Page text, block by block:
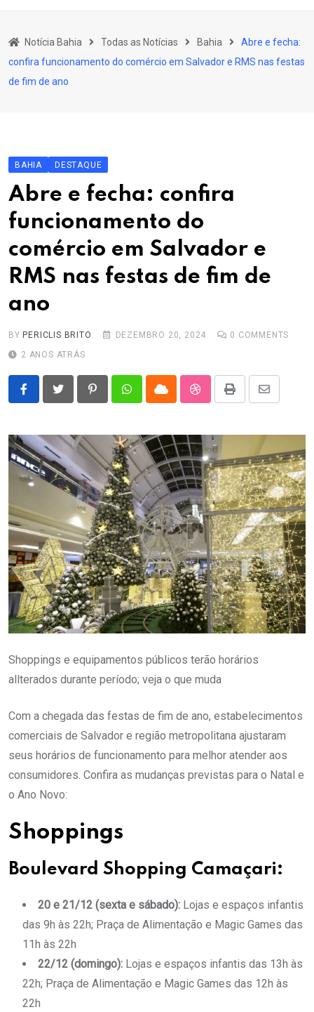
Educação
Política
Notícia Bahia Todas as Notícias Bahia
Abre e fecha:
confira funcionamento do comércio em Salvador e RMS nas festas
de fim de ano
BAHIA DESTAQUE
Abre e fecha: confira
funcionamento do
comércio em Salvador e
RMS nas festas de fim de
ano
BY PERICLIS BRITO DEZEMBRO 20, 2024 0 COMMENTS
2 ANOS ATRÁS
PinterestWhatsappCloud StumbleUpon
Print
Share
Email
Shoppings e equipamentos públicos terão horários
allterados durante período; veja o que muda
Com a chegada das festas de fim de ano, estabelecimentos
comerciais de Salvador e região metropolitana ajustaram
seus horários de funcionamento para melhor atender aos
consumidores. Confira as mudanças previstas para o Natal e
o Ano Novo:
Shoppings
Boulevard Shopping Camaçari:
20 e 21/12 (sexta e sábado): Lojas e espaços infantis
das 9h às 22h; Praça de Alimentação e Magic Games das
11h às 22h
22/12 (domingo): Lojas e espaços infantis das 13h às
22h; Praça de Alimentação e Magic Games das 12h às
22h